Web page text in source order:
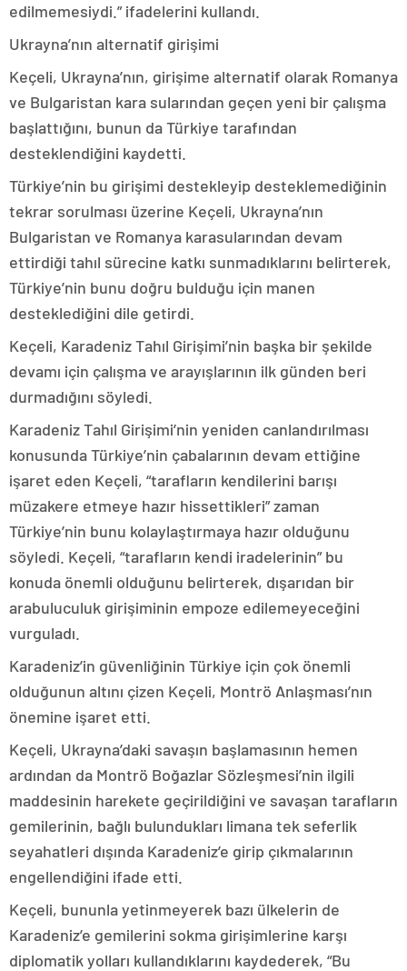
edilmemesiydi.” ifadelerini kullandı.
Ukrayna’nın alternatif girişimi
Keçeli, Ukrayna’nın, girişime alternatif olarak Romanya
ve Bulgaristan kara sularından geçen yeni bir çalışma
başlattığını, bunun da Türkiye tarafından
desteklendiğini kaydetti.
Türkiye’nin bu girişimi destekleyip desteklemediğinin
tekrar sorulması üzerine Keçeli, Ukrayna’nın
Bulgaristan ve Romanya karasularından devam
ettirdiği tahıl sürecine katkı sunmadıklarını belirterek,
Türkiye’nin bunu doğru bulduğu için manen
desteklediğini dile getirdi.
Keçeli, Karadeniz Tahıl Girişimi’nin başka bir şekilde
devamı için çalışma ve arayışlarının ilk günden beri
durmadığını söyledi.
Karadeniz Tahıl Girişimi’nin yeniden canlandırılması
konusunda Türkiye’nin çabalarının devam ettiğine
işaret eden Keçeli, “tarafların kendilerini barışı
müzakere etmeye hazır hissettikleri” zaman
Türkiye’nin bunu kolaylaştırmaya hazır olduğunu
söyledi. Keçeli, “tarafların kendi iradelerinin” bu
konuda önemli olduğunu belirterek, dışarıdan bir
arabuluculuk girişiminin empoze edilemeyeceğini
vurguladı.
Karadeniz’in güvenliğinin Türkiye için çok önemli
olduğunun altını çizen Keçeli, Montrö Anlaşması’nın
önemine işaret etti.
Keçeli, Ukrayna’daki savaşın başlamasının hemen
ardından da Montrö Boğazlar Sözleşmesi’nin ilgili
maddesinin harekete geçirildiğini ve savaşan tarafların
gemilerinin, bağlı bulundukları limana tek seferlik
seyahatleri dışında Karadeniz’e girip çıkmalarının
engellendiğini ifade etti.
Keçeli, bununla yetinmeyerek bazı ülkelerin de
Karadeniz’e gemilerini sokma girişimlerine karşı
diplomatik yolları kullandıklarını kaydederek, “Bu